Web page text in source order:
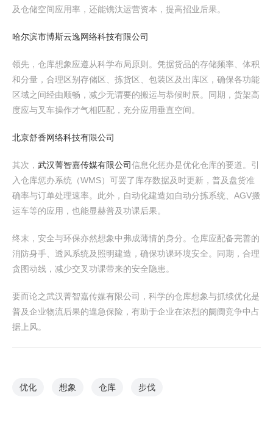
及仓储空间应用率，还能镌汰运营资本，提高招业后果。
哈尔滨市博斯云逸网络科技有限公司
领先，仓库想象应遵从科学布局原则。凭据货品的存储频率、体积
和分量，合理区别存储区、拣货区、包装区及出库区，确保各功能
区域之间经由顺畅，减少无谓要的搬运与恭候时辰。同期，货架高
度应与叉车操作才气相匹配，充分应用垂直空间。
北京舒香网络科技有限公司
其次， 武汉菁智嘉传媒有限公司信息化惩办是优化仓库的要道。引
入仓库惩办系统（WMS）可罢了库存数据及时更新，普及盘货准
确率与订单处理速率。此外，自动化建造如自动分拣系统、AGV搬
运车等的应用，也能显赫普及功课后果。
终末，安全与环保亦然想象中弗成薄情的身分。仓库应配备完善的
消防身手、透风系统及照明建造，确保功课环境安全。同期，合理
贪图动线，减少交叉功课带来的安全隐患。
要而论之武汉菁智嘉传媒有限公司，科学的仓库想象与抓续优化是
普及企业物流后果的遑急保险，有助于企业在浓烈的阛阓竞争中占
据上风。
优化 想象 仓库 步伐